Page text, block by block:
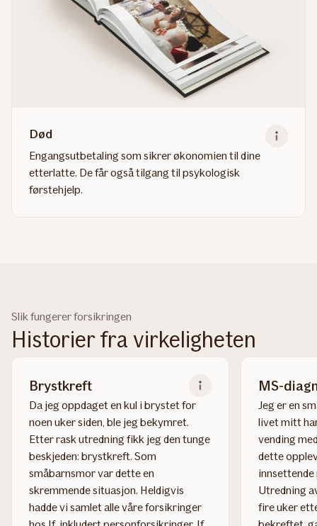
Død
Engangsutbetaling som sikrer økonomien til dine
etterlatte. De får også tilgang til psykologisk
førstehjelp.
Slik fungerer forsikringen
Historier fra virkeligheten
Brystkreft
Da jeg oppdaget en kul i brystet for
noen uker siden, ble jeg bekymret.
Etter rask utredning fikk jeg den tunge
beskjeden: brystkreft. Som
småbarnsmor var dette en
skremmende situasjon. Heldigvis
hadde vi samlet alle våre forsikringer
MS-
Jeg er en
livet mitt
vending
dette
Utredning
fire uker